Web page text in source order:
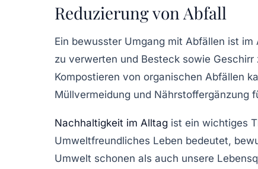
Reduzierung von Abfall
Ein bewusster Umgang mit Abfällen ist
zu verwerten und Besteck sowie
Kompostieren von organischen Abfällen
Müllvermeidung und Nährstoffergänzung
Nachhaltigkeit im Alltag ist ein wichtiges
Umweltfreundliches Leben bedeutet,
Umwelt schonen als auch unsere